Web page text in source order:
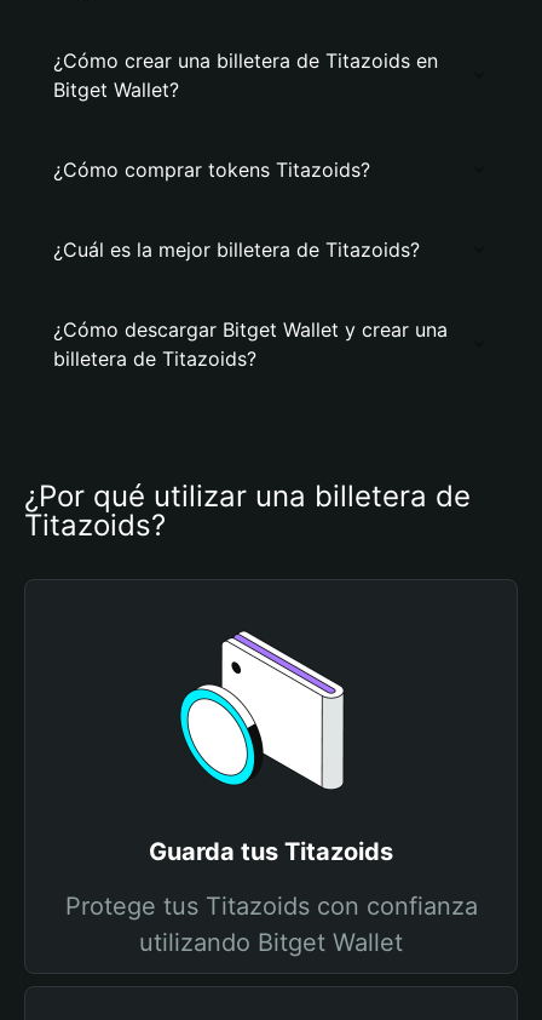
¿Cómo crear una billetera de Titazoids en
Bitget Wallet?
¿Cómo comprar tokens Titazoids?
¿Cuál es la mejor billetera de Titazoids?
¿Cómo descargar Bitget Wallet y crear una
billetera de Titazoids?
¿Por qué utilizar una billetera de
Titazoids?
Guarda tus Titazoids
Protege tus Titazoids con confianza
utilizando Bitget Wallet